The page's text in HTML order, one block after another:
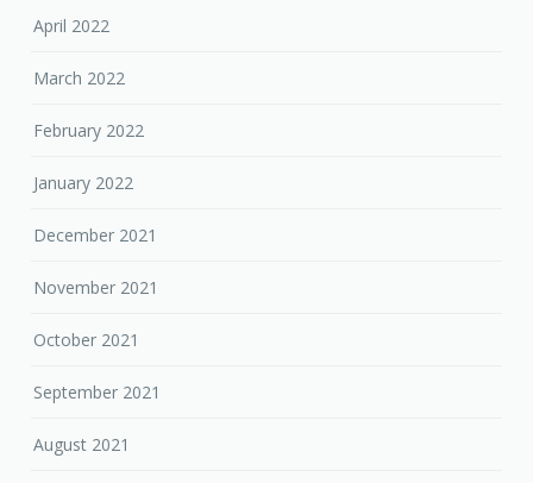
April 2022
March 2022
February 2022
January 2022
December 2021
November 2021
October 2021
September 2021
August 2021